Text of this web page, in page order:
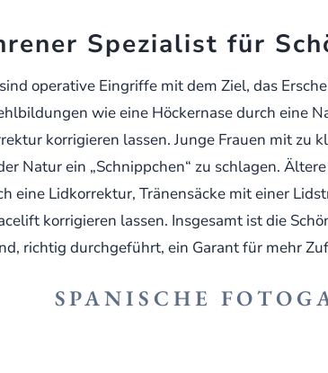
Spezialist für
operative Eingriffe mit dem Ziel, das
wie eine Höckernase durch eine
korrigieren lassen. Junge Frauen mit zu
Natur ein „Schnippchen“ zu schlagen.
eine Lidkorrektur, Tränensäcke mit einer
korrigieren lassen. Insgesamt ist die
richtig durchgeführt, ein Garant für mehr
SPANISCHE